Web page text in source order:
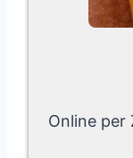
Online per